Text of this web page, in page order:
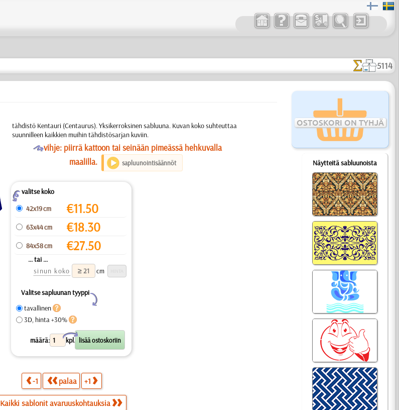
5114
OSTOSKORI ON TYHJÄ
Näytteitä sabluunoista
tähdistö Kentauri (Centaurus). Yksikerroksinen sabluuna. Kuvan koko suhteuttaa
suunnilleen kaikkien muihin tähdistösarjan kuviin.
Ovihje: piirrä kattoon tai seinään pimeässä hehkuvalla
maalilla.
sapluunointisäännöt
Zvalitse koko
42x19 cm
€11.50
63x44 cm €18.30
84x58 cm €27.50
... tai ...
sinun koko
cm
Valitse sapluunan tyyppi
Y
tavallinen
3D, hinta +30%
määrä: kpl.
X
-1 palaa +1
Kaikki sablonit avaruuskohtauksia